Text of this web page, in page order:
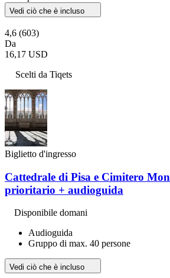
Vedi ciò che è incluso
4,6 (603)
Da
16,17 USD
Scelti da Tiqets
Biglietto d'ingresso
Cattedrale di Pisa e Cimitero
prioritario + audioguida
Disponibile domani
Audioguida
Gruppo di max. 40 persone
Vedi ciò che è incluso